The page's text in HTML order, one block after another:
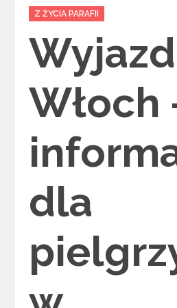
Categories
Z ŻYCIA PARAFII
Włoch
dla